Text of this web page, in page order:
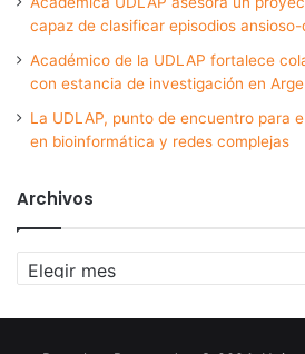
capaz de clasificar episodios
Académico de la UDLAP fortalece
con estancia de investigación en
La UDLAP, punto de encuentro para
en bioinformática y redes complejas
Archivos
Archivos